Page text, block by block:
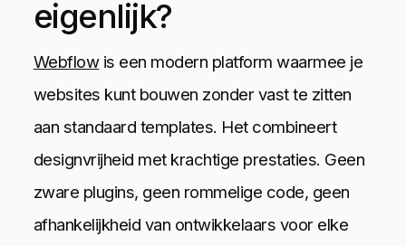
eigenlijk?
Webflowis een modern platform waarmee je
websites kunt bouwen zonder vast te zitten
aan standaard templates. Het combineert
designvrijheid met krachtige prestaties. Geen
zware plugins, geen rommelige code, geen
afhankelijkheid van ontwikkelaars voor elke